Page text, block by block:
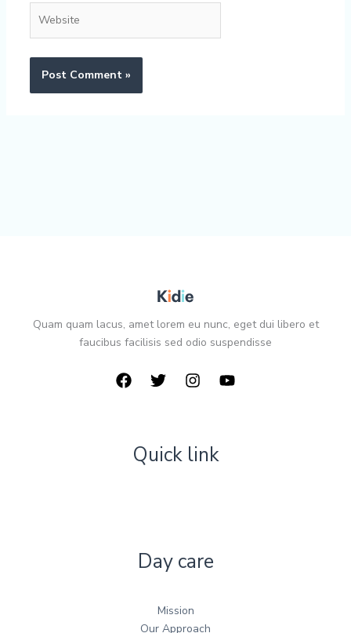
Quam quam lacus, amet lorem eu nunc, eget dui libero et
faucibus facilisis sed odio suspendisse
Quick link
Day care
Mission
Our Approach